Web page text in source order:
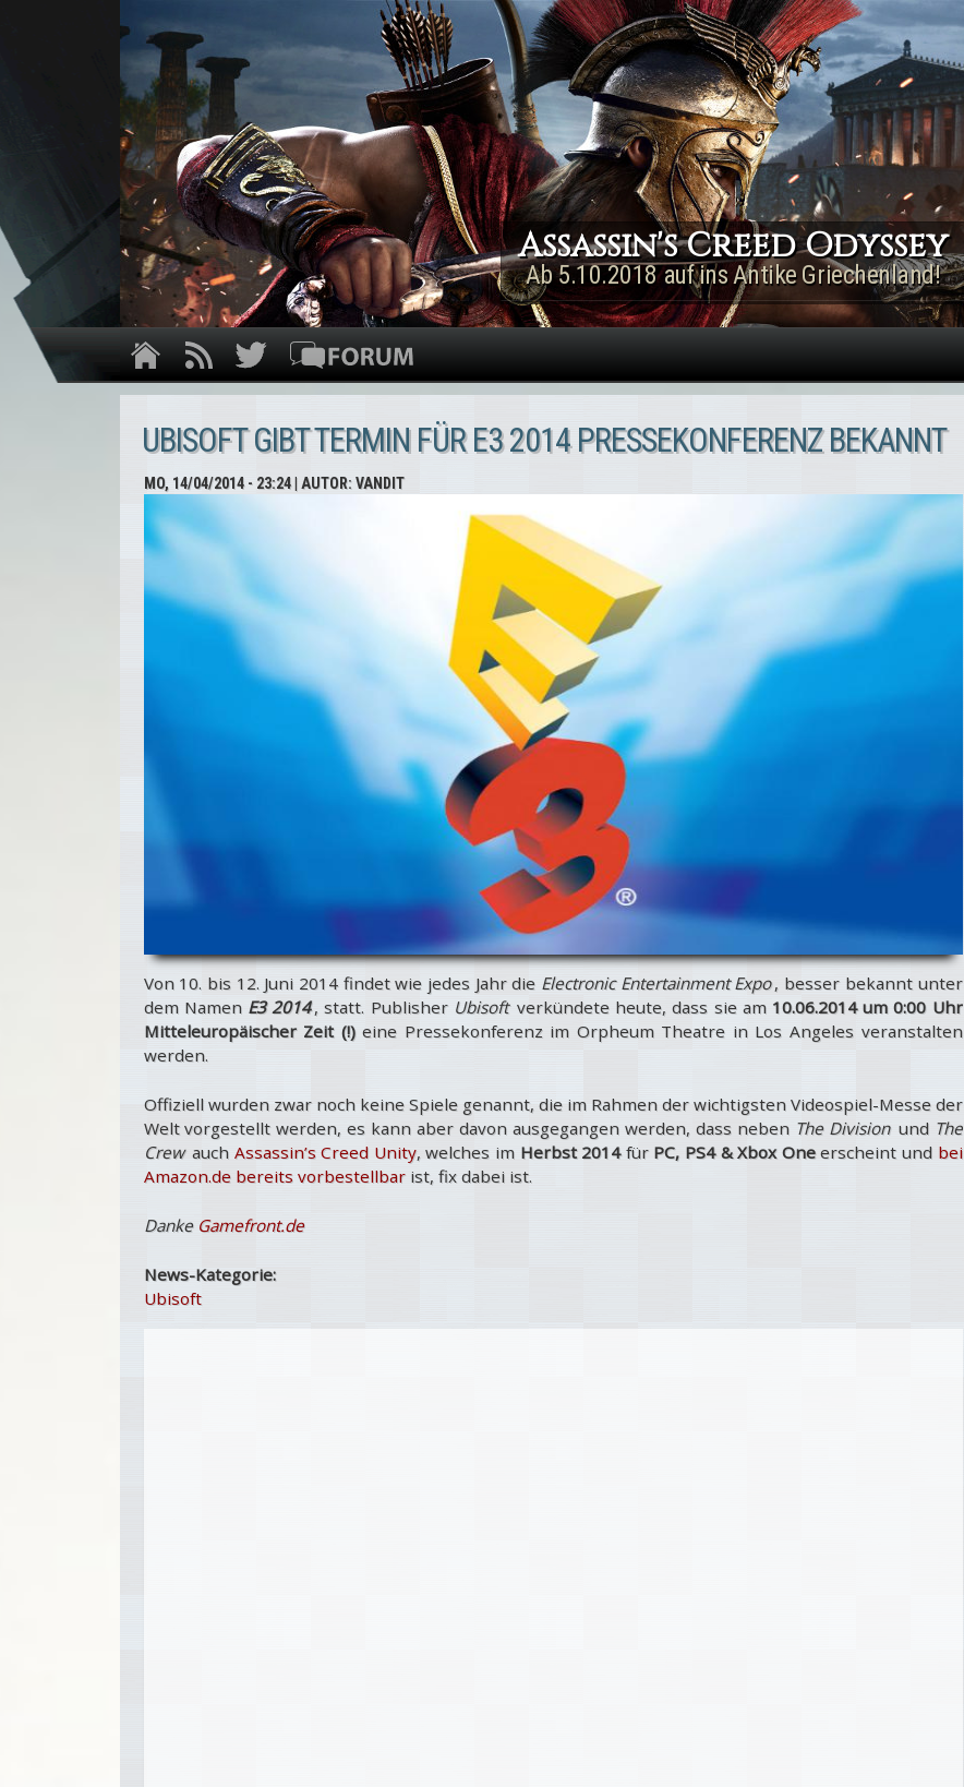
Direkt zum Inhalt
Assassin's Creed Rogue
Remastered
Jetzt für PS4 & Xbox One!
UBISOFT GIBT TERMIN FÜR E3 2014 PRESSEKONFERENZ BEKANNT
MO, 14/04/2014 - 23:24| AUTOR:VANDIT
Von 10. bis 12. Juni 2014 findet wie jedes Jahr die Electronic Entertainment Expo, besser bekannt unter
dem Namen E3 2014, statt. Publisher Ubisoftverkündete heute, dass sie am 10.06.2014 um 0:00 Uhr
Mitteleuropäischer Zeit (!)eine Pressekonferenz im Orpheum Theatre in Los Angeles veranstalten
werden.
Offiziell wurden zwar noch keine Spiele genannt, die im Rahmen der wichtigsten Videospiel-Messe der
Welt vorgestellt werden, es kann aber davon ausgegangen werden, dass neben The Division und The
Crew auch Assassin’s Creed Unity, welches im Herbst 2014für PC, PS4 & Xbox Oneerscheint und bei
Amazon.de bereits vorbestellbarist, fix dabei ist.
Danke Gamefront.de
News-Kategorie:
Ubisoft